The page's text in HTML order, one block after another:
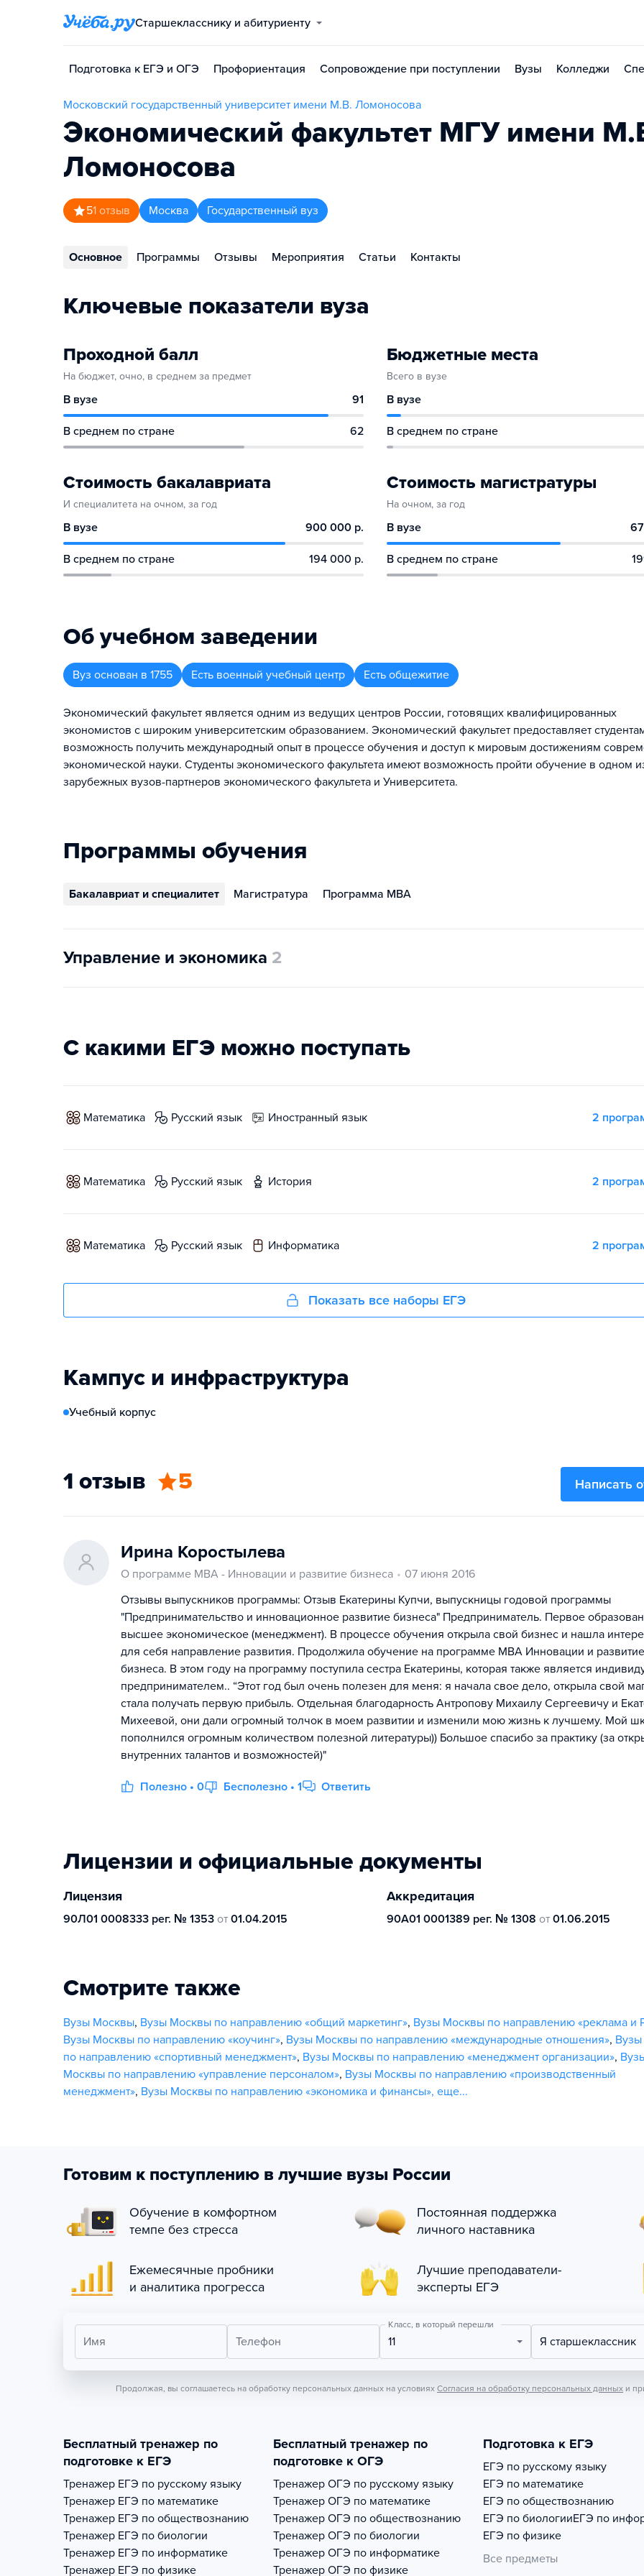
Старшекласснику и абитуриенту
Подготовка к ЕГЭ и ОГЭ Профориентация Сопровождение при поступлении Вузы Колледжи
Московский государственный университет имени М.В. Ломоносова
Экономический факультет МГУ имени
Ломоносова
51 отзыв Москва Государственный вуз
Основное Программы Отзывы Мероприятия Статьи Контакты
Ключевые показатели вуза
Проходной балл
На бюджет, очно, в среднем за предмет
В вузе 91
В среднем по стране 62
Бюджетные места
Всего в вузе
В вузе
В среднем по стране
Стоимость бакалавриата
И специалитета на очном, за год
В вузе 900 000 р.
В среднем по стране 194 000 р.
Стоимость магистратуры
На очном, за год
В вузе
В среднем по стране
Об учебном заведении
Вуз основан в 1755 Есть военный учебный центр Есть общежитие
Экономический факультет является одним из ведущих центров России, готовящих квалифицированных
экономистов с широким университетским образованием. Экономический факультет предоставляет
возможность получить международный опыт в процессе обучения и доступ к мировым достижениям
экономической науки. Студенты экономического факультета имеют возможность пройти обучение в одном
зарубежных вузов-партнеров экономического факультета и Университета.
Программы обучения
Бакалавриат и специалитет Магистратура Программа MBA
Управление и экономика 2
С какими ЕГЭ можно поступать
математика русский язык иностранный язык 2
математика русский язык история 2
математика русский язык информатика 2
Показать все наборы ЕГЭ
Кампус и инфраструктура
Учебный корпус
1 отзыв 5 Написать
Ирина Коростылева
О программе MBA - Инновации и развитие бизнеса
07 июня 2016
Отзывы выпускников программы: Отзыв Екатерины Купчи, выпускницы годовой программы
"Предпринимательство и инновационное развитие бизнеса" Предприниматель. Первое
высшее экономическое (менеджмент). В процессе обучения открыла свой бизнес и нашла
для себя направление развития. Продолжила обучение на программе МВА Инновации и развитие
бизнеса. В этом году на программу поступила сестра Екатерины, которая также является
предпринимателем.. “Этот год был очень полезен для меня: я начала свое дело, открыла свой
стала получать первую прибыль. Отдельная благодарность Антропову Михаилу Сергеевичу и
Михеевой, они дали огромный толчок в моем развитии и изменили мою жизнь к лучшему. Мой
пополнился огромным количеством полезной литературы)) Большое спасибо за практику (за
внутренних талантов и возможностей)"
Полезно • 0 Бесполезно • 1 Ответить
Лицензии и официальные документы
Лицензия
90Л01 0008333 рег. № 1353 от 01.04.2015
Аккредитация
90А01 0001389 рег. № 1308 от 01.06.2015
Смотрите также
Вузы Москвы, Вузы Москвы по направлению «общий маркетинг», Вузы Москвы по направлению «реклама и
Вузы Москвы по направлению «коучинг», Вузы Москвы по направлению «международные отношения»,
по направлению «спортивный менеджмент», Вузы Москвы по направлению «менеджмент организации»,
Москвы по направлению «управление персоналом», Вузы Москвы по направлению «производственный
менеджмент», Вузы Москвы по направлению «экономика и финансы», еще...
Готовим к поступлению в лучшие вузы России
Обучение в комфортном
темпе без стресса
Постоянная поддержка
личного наставника
Ежемесячные пробники
и аналитика прогресса
Лучшие преподаватели-
эксперты ЕГЭ
Имя Телефон
Класс, в который перешли
11 Я старшеклассник
Продолжая, вы соглашаетесь на обработку персональных данных на условиях Согласия на обработку персональных данных и
Бесплатный тренажер по
подготовке к ЕГЭ
Тренажер ЕГЭ по русскому языку
Тренажер ЕГЭ по математике
Тренажер ЕГЭ по обществознанию
Тренажер ЕГЭ по биологии
Тренажер ЕГЭ по информатике
Тренажер ЕГЭ по физике
Бесплатный тренажер по
подготовке к ОГЭ
Тренажер ОГЭ по русскому языку
Тренажер ОГЭ по математике
Тренажер ОГЭ по обществознанию
Тренажер ОГЭ по биологии
Тренажер ОГЭ по информатике
Тренажер ОГЭ по физике
Подготовка к ЕГЭ
ЕГЭ по русскому языку
ЕГЭ по математике
ЕГЭ по обществознанию
ЕГЭ по биологииЕГЭ по
ЕГЭ по физике
Все предметы